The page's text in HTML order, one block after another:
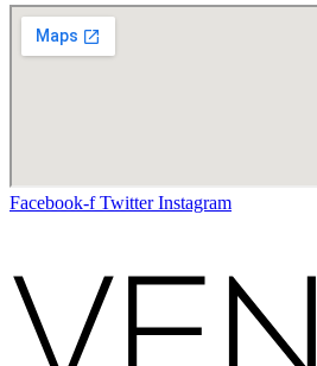
Facebook-f Twitter Instagram